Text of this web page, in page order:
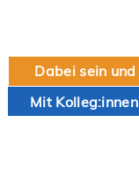
Dabei sein
Mit